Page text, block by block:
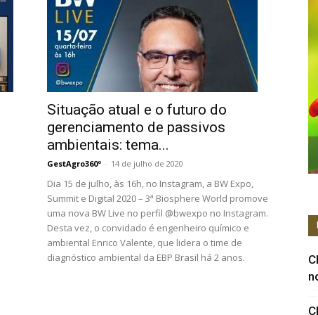
Situação atual e o futuro do
gerenciamento de passivos
ambientais: tema...
GestAgro360º - 14 de julho de 2020
Dia 15 de julho, às 16h, no Instagram, a BW Expo,
Summit e Digital 2020 – 3ª Biosphere World promove
uma nova BW Live no perfil @bwexpo no Instagram.
Desta vez, o convidado é engenheiro químico e
ambiental Enrico Valente, que lidera o time de
diagnóstico ambiental da EBP Brasil há 2 anos.